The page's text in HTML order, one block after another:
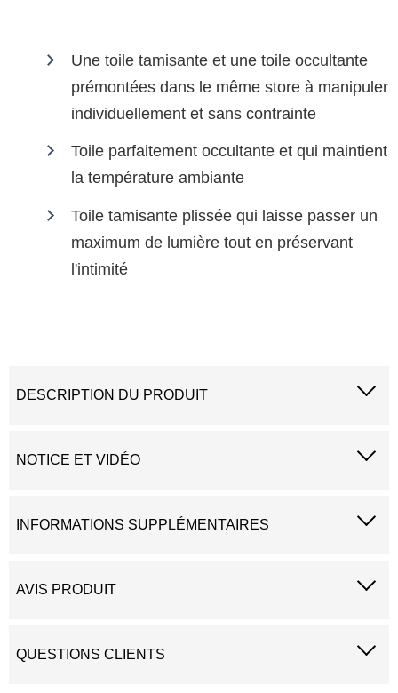
Une toile tamisante et une toile occultante
prémontées dans le même store à manipuler
individuellement et sans contrainte
Toile parfaitement occultante et qui maintient
la température ambiante
Toile tamisante plissée qui laisse passer un
maximum de lumière tout en préservant
l'intimité
DESCRIPTION DU PRODUIT
NOTICE ET VIDÉO
INFORMATIONS SUPPLÉMENTAIRES
AVIS PRODUIT
QUESTIONS CLIENTS